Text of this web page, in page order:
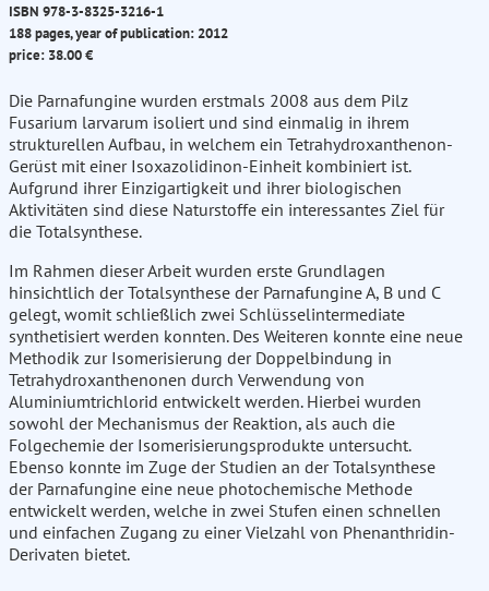
ISBN 978-3-8325-3216-1
188 pages, year of publication: 2012
price: 38.00 €
Die Parnafungine wurden erstmals 2008 aus dem Pilz
Fusarium larvarum isoliert und sind einmalig in ihrem
strukturellen Aufbau, in welchem ein Tetrahydroxanthenon-
Gerüst mit einer Isoxazolidinon-Einheit kombiniert ist.
Aufgrund ihrer Einzigartigkeit und ihrer biologischen
Aktivitäten sind diese Naturstoffe ein interessantes Ziel für
die Totalsynthese.
Im Rahmen dieser Arbeit wurden erste Grundlagen
hinsichtlich der Totalsynthese der Parnafungine A, B und C
gelegt, womit schließlich zwei Schlüsselintermediate
synthetisiert werden konnten. Des Weiteren konnte eine neue
Methodik zur Isomerisierung der Doppelbindung in
Tetrahydroxanthenonen durch Verwendung von
Aluminiumtrichlorid entwickelt werden. Hierbei wurden
sowohl der Mechanismus der Reaktion, als auch die
Folgechemie der Isomerisierungsprodukte untersucht.
Ebenso konnte im Zuge der Studien an der Totalsynthese
der Parnafungine eine neue photochemische Methode
entwickelt werden, welche in zwei Stufen einen schnellen
und einfachen Zugang zu einer Vielzahl von Phenanthridin-
Derivaten bietet.